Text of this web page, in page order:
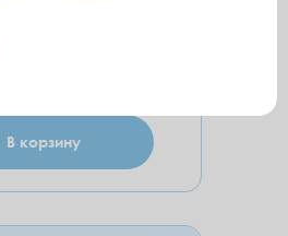
В корзину